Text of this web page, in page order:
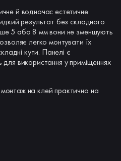
й водночас естетичне
результат без складного
5 або 8 мм вони не зменшують
легко монтувати їх
кути. Панелі є
для використання у приміщеннях
на клей практично на